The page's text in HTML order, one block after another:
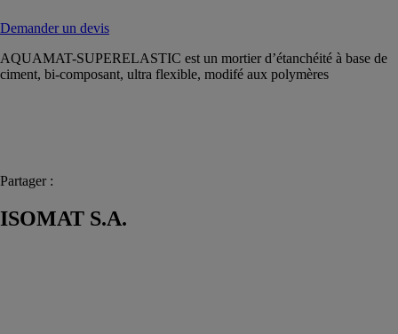
Demander un devis
AQUAMAT-SUPERELASTIC est un mortier d’étanchéité à base de
ciment, bi-composant, ultra flexible, modifé aux polymères
Partager :
ISOMAT S.A.